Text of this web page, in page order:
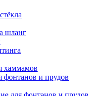
шланг
хаммамов
фонтанов и прудов